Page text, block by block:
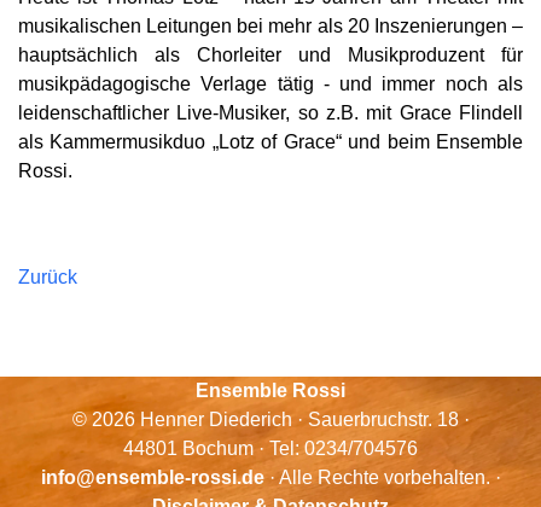
musikalischen Leitungen bei mehr als 20 Inszenierungen –
hauptsächlich als Chorleiter und Musikproduzent für
musikpädagogische Verlage tätig - und immer noch als
leidenschaftlicher Live-Musiker, so z.B. mit Grace Flindell
als Kammermusikduo „Lotz of Grace“ und beim Ensemble
Rossi.
Zurück
Ensemble Rossi
© 2026 Henner Diederich · Sauerbruchstr. 18 ·
44801 Bochum · Tel: 0234/704576
info@ensemble-rossi.de· Alle Rechte vorbehalten. ·